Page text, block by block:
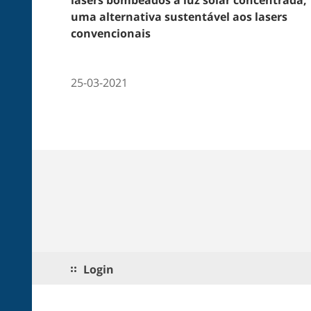
uma alternativa sustentável aos lasers
convencionais
25-03-2021
Login